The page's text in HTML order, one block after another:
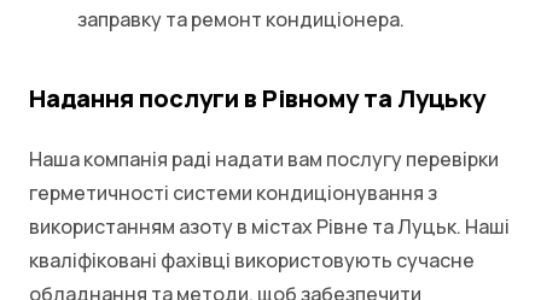
заправку та ремонт кондиціонера.
Надання послуги в Рівному та Луцьку
Наша компанія раді надати вам послугу перевірки
герметичності системи кондиціонування з
використанням азоту в містах Рівне та Луцьк. Наші
кваліфіковані фахівці використовують сучасне
обладнання та методи, щоб забезпечити